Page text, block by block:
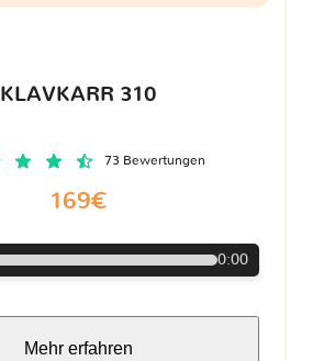
KLAVKARR 310
73 Bewertungen
169€
0:00
Mehr erfahren